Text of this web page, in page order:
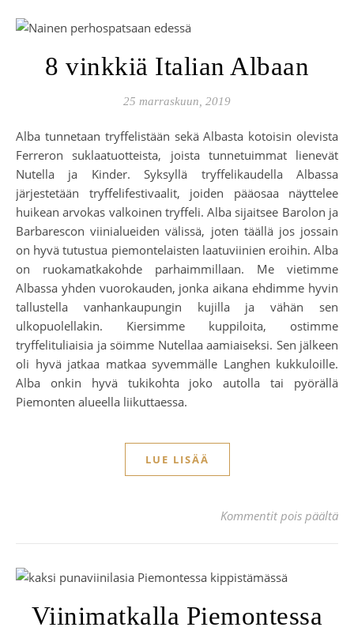
8 vinkkiä Italian Albaan
25 marraskuun, 2019
Alba tunnetaan tryffelistään sekä Albasta kotoisin olevista
Ferreron suklaatuotteista, joista tunnetuimmat lienevät
Nutella ja Kinder. Syksyllä tryffelikaudella Albassa
järjestetään tryffelifestivaalit, joiden pääosaa näyttelee
huikean arvokas valkoinen tryffeli. Alba sijaitsee Barolon ja
Barbarescon viinialueiden välissä, joten täällä jos jossain
on hyvä tutustua piemontelaisten laatuviinien eroihin. Alba
on ruokamatkakohde parhaimmillaan. Me vietimme
Albassa yhden vuorokauden, jonka aikana ehdimme hyvin
tallustella vanhankaupungin kujilla ja vähän sen
ulkopuolellakin. Kiersimme kuppiloita, ostimme
tryffelituliaisia ja söimme Nutellaa aamiaiseksi. Sen jälkeen
oli hyvä jatkaa matkaa syvemmälle Langhen kukkuloille.
Alba onkin hyvä tukikohta joko autolla tai pyörällä
Piemonten alueella liikuttaessa.
LUE LISÄÄ
Kommentit pois päältä
Viinimatkalla Piemontessa